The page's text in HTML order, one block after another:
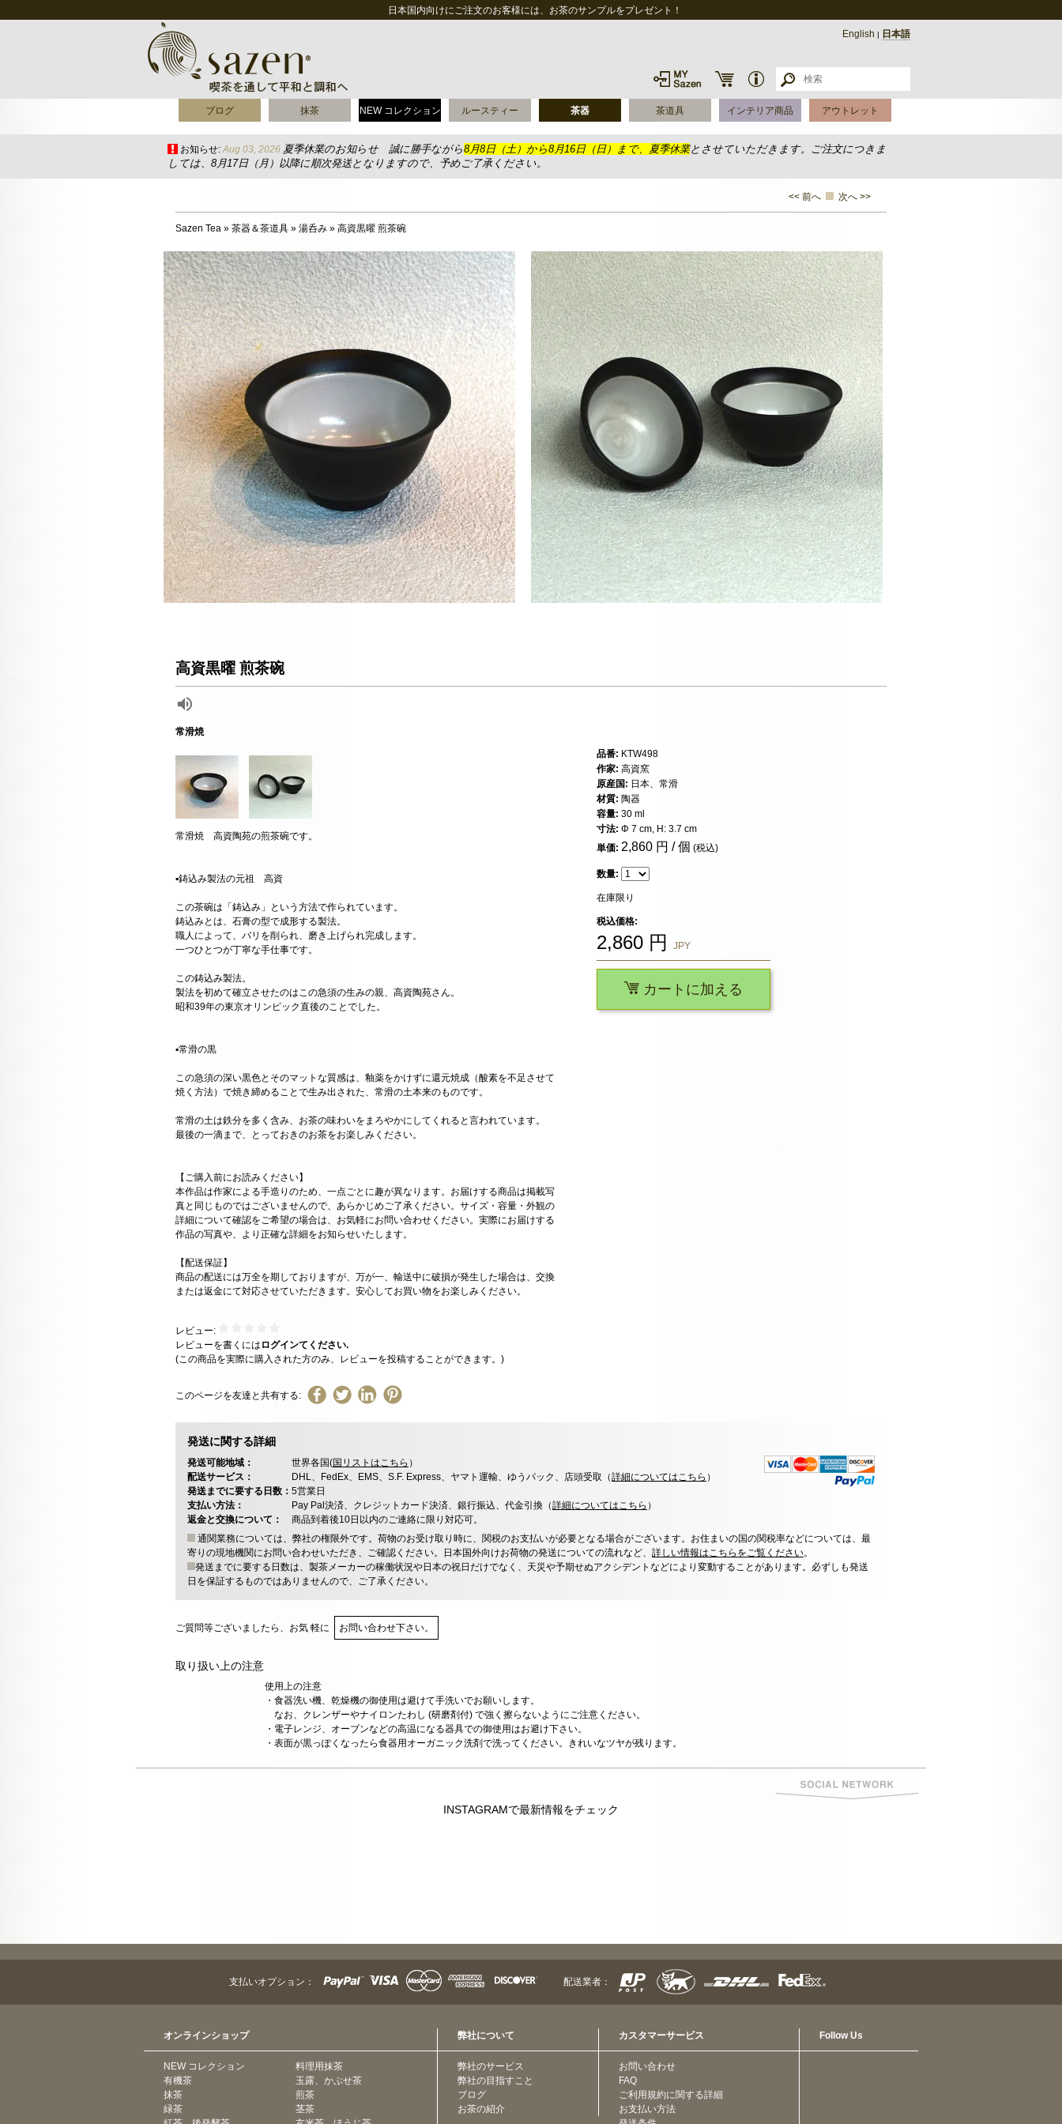
日本国内向けにご注文のお客様には、お茶のサンプルをプレゼント！
English | 日本語
ブログ 抹茶 NEW コレクション ルースティー 茶器 茶道具 インテリア商品 アウトレット
お知らせ: Aug 03, 2026 夏季休業のお知らせ 誠に勝手ながら8月8日（土）から8月16日（日）まで、夏季休業とさせていただきます。ご注文につきま
しては、8月17日（月）以降に順次発送となりますので、予めご了承ください。
<< 前へ 次へ >>
Sazen Tea » 茶器＆茶道具 » 湯呑み » 高資黒曜 煎茶碗
高資黒曜 煎茶碗
常滑焼
常滑焼 高資陶苑の煎茶碗です。
▪️鋳込み製法の元祖 高資
この茶碗は「鋳込み」という方法で作られています。
鋳込みとは、石膏の型で成形する製法。
職人によって、バリを削られ、磨き上げられ完成します。
一つひとつが丁寧な手仕事です。
この鋳込み製法。
製法を初めて確立させたのはこの急須の生みの親、高資陶苑さん。
昭和39年の東京オリンピック直後のことでした。
▪️常滑の黒
この急須の深い黒色とそのマットな質感は、釉薬をかけずに還元焼成（酸素を不足させて
焼く方法）で焼き締めることで生み出された、常滑の土本来のものです。
常滑の土は鉄分を多く含み、お茶の味わいをまろやかにしてくれると言われています。
最後の一滴まで、とっておきのお茶をお楽しみください。
【ご購入前にお読みください】
本作品は作家による手造りのため、一点ごとに趣が異なります。お届けする商品は掲載写
真と同じものではございませんので、あらかじめご了承ください。サイズ・容量・外観の
詳細について確認をご希望の場合は、お気軽にお問い合わせください。実際にお届けする
作品の写真や、より正確な詳細をお知らせいたします。
【配送保証】
商品の配送には万全を期しておりますが、万が一、輸送中に破損が発生した場合は、交換
または返金にて対応させていただきます。安心してお買い物をお楽しみください。
レビュー:
レビューを書くには ログインてください.
(この商品を実際に購入された方のみ、レビューを投稿することができます。)
このページを友達と共有する:
品番: KTW498
作家: 高資窯
原産国: 日本、常滑
材質: 陶器
容量: 30 ml
寸法: Φ 7 cm, H: 3.7 cm
単価: 2,860 円 / 個 (税込)
数量:
在庫限り
税込価格:
2,860 円 JPY
カートに加える
発送に関する詳細
発送可能地域： 世界各国(国リストはこちら ）
配送サービス：
DHL、FedEx、EMS、S.F. Express、ヤマト運輸、ゆうパック、店頭受取（詳細についてはこちら ）
発送までに要する日数： 5営業日
支払い方法：
Pay Pal決済、クレジットカード決済、銀行振込、代金引換（詳細についてはこちら ）
返金と交換について：
商品到着後10日以内のご連絡に限り対応可。
通関業務については、弊社の権限外です。荷物のお受け取り時に、関税のお支払いが必要となる場合がございます。お住まいの国の関税率などについては、最
寄りの現地機関にお問い合わせいただき、ご確認ください。日本国外向けお荷物の発送についての流れなど、 詳しい情報はこちらをご覧ください。
発送までに要する日数は、製茶メーカーの稼働状況や日本の祝日だけでなく、天災や予期せぬアクシデントなどにより変動することがあります。必ずしも発送
日を保証するものではありませんので、ご了承ください。
ご質問等ございましたら、お気 軽に お問い合わせ下さい。
取り扱い上の注意
使用上の注意
・食器洗い機、乾燥機の御使用は避けて手洗いでお願いします。
なお、クレンザーやナイロンたわし (研磨剤付) で強く擦らないようにご注意ください。
・電子レンジ、オーブンなどの高温になる器具での御使用はお避け下さい。
・表面が黒っぽくなったら食器用オーガニック洗剤で洗ってください。きれいなツヤが残ります。
INSTAGRAMで最新情報をチェック
支払いオプション： 配送業者：
オンラインショップ
NEW コレクション
有機茶
抹茶
緑茶
料理用抹茶
玉露、かぶせ茶
煎茶
茎茶
弊社について
弊社のサービス
弊社の目指すこと
ブログ
お茶の紹介
カスタマーサービス
お問い合わせ
FAQ
ご利用規約に関する詳細
お支払い方法
Follow Us